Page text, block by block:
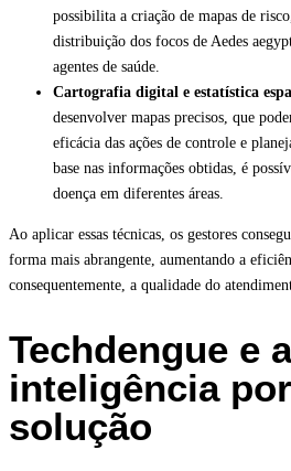
possibilita a criação de mapas de
distribuição dos focos de Aedes
agentes de saúde.
Cartografia digital e estatística
desenvolver mapas precisos, que
eficácia das ações de controle e
base nas informações obtidas, é
doença em diferentes áreas.
Ao aplicar essas técnicas, os gestores
forma mais abrangente, aumentando a
consequentemente, a qualidade do
Techdengue e a
inteligência
solução